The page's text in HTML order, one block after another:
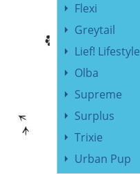
Flexi
Greytail
Lief! Lifestyle
Olba
Supreme
Surplus
Trixie
Urban Pup